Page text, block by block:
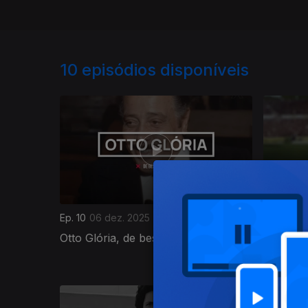
10 episódios disponíveis
Ep. 10 06 dez. 2025
Otto Glória, de bestial a besta